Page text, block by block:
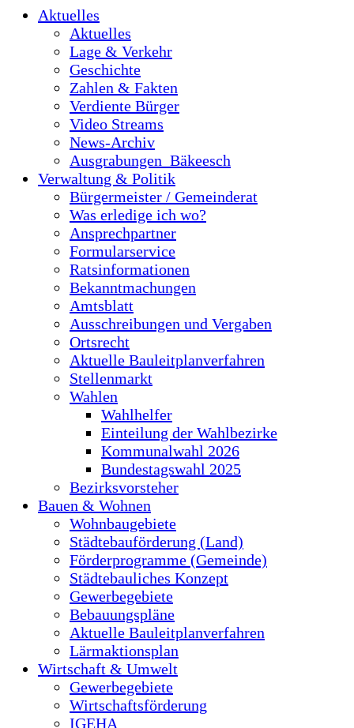
Aktuelles
Aktuelles
Lage & Verkehr
Geschichte
Zahlen & Fakten
Verdiente Bürger
Video Streams
News-Archiv
Ausgrabungen_Bäkeesch
Verwaltung & Politik
Bürgermeister / Gemeinderat
Was erledige ich wo?
Ansprechpartner
Formularservice
Ratsinformationen
Bekanntmachungen
Amtsblatt
Ausschreibungen und Vergaben
Ortsrecht
Aktuelle Bauleitplanverfahren
Stellenmarkt
Wahlen
Wahlhelfer
Einteilung der Wahlbezirke
Kommunalwahl 2026
Bundestagswahl 2025
Bezirksvorsteher
Bauen & Wohnen
Wohnbaugebiete
Städtebauförderung (Land)
Förderprogramme (Gemeinde)
Städtebauliches Konzept
Gewerbegebiete
Bebauungspläne
Aktuelle Bauleitplanverfahren
Lärmaktionsplan
Wirtschaft & Umwelt
Gewerbegebiete
Wirtschaftsförderung
IGEHA